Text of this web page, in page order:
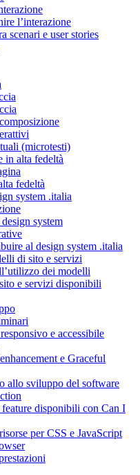
l’interazione
scenari e user stories
(microtesti)
in alta fedeltà
fedeltà
system .italia
system
al design system .italia
di sito e servizi
dei modelli
e servizi disponibili
e accessibile
e Graceful
allo sviluppo del software
disponibili con Can I
per CSS e JavaScript